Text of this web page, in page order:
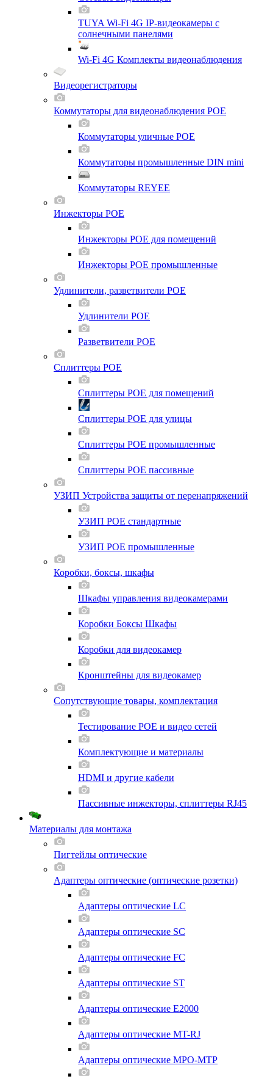
TUYA Wi-Fi 4G IP-видеокамеры с
солнечными панелями
Wi-Fi 4G Комплекты видеонаблюдения
Видеорегистраторы
Коммутаторы для видеонаблюдения POE
Коммутаторы уличные POE
Коммутаторы промышленные DIN mini
Коммутаторы REYEE
Инжекторы POE
Инжекторы POE для помещений
Инжекторы POE промышленные
Удлинители, разветвители POE
Удлинители POE
Разветвители POE
Сплиттеры POE
Сплиттеры POE для помещений
Сплиттеры POE для улицы
Сплиттеры POE промышленные
Сплиттеры POE пассивные
УЗИП Устройства защиты от перенапряжений
УЗИП POE стандартные
УЗИП POE промышленные
Коробки, боксы, шкафы
Шкафы управления видеокамерами
Коробки Боксы Шкафы
Коробки для видеокамер
Кронштейны для видеокамер
Сопутствующие товары, комплектация
Тестирование POE и видео сетей
Комплектующие и материалы
HDMI и другие кабели
Пассивные инжекторы, сплиттеры RJ45
Материалы для монтажа
Пигтейлы оптические
Адаптеры оптические (оптические розетки)
Адаптеры оптические LC
Адаптеры оптические SC
Адаптеры оптические FC
Адаптеры оптические ST
Адаптеры оптические E2000
Адаптеры оптические MT-RJ
Адаптеры оптические MPO-MTP